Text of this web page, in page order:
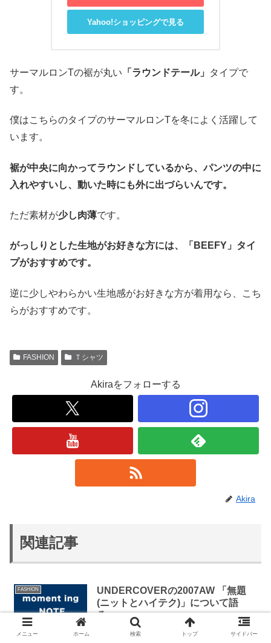
Yahoo!ショッピングで見る
サーマルロンTの裾が丸い 「ラウンドテール」
タイプで
す。
僕はこちらのタイプのサーマルロンTを冬によく活躍して
います。
裾が中央に向かってラウンドしているから、パンツの中に
入れやすいし、動いた時にも外に出づらいんです。
ただ素材が少し肉薄です。
がっしりとした生地がお好きな方には、「BEEFY」タイ
プがおすすめです。
逆に少しやわらかい生地感がお好きな方が着用なら、こち
らがおすすめです。
FASHION Ｔシャツ
Akiraをフォローする
Akira
関連記事
FASHION
UNDERCOVERの2007AW 「無題
(ニットとハイテク)」について語
る。
メニュー ホーム 検索 トップ サイドバー